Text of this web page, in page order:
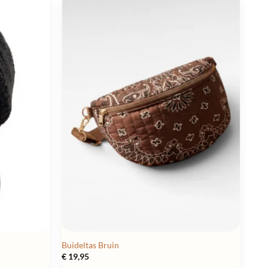
Buideltas Bruin
€ 19,95